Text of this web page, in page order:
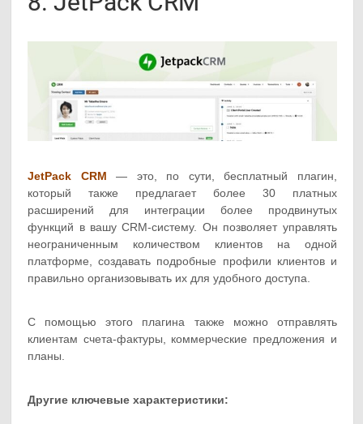
JetPack CRM — это, по сути, бесплатный плагин,
который также предлагает более 30 платных
расширений для интеграции более продвинутых
функций в вашу CRM-систему. Он позволяет управлять
неограниченным количеством клиентов на одной
платформе, создавать подробные профили клиентов и
правильно организовывать их для удобного доступа.
С помощью этого плагина также можно отправлять
клиентам счета-фактуры, коммерческие предложения и
планы.
Другие ключевые характеристики: